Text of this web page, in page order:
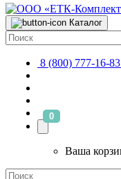
Каталог
8 (800) 777-16-83
0
Ваша